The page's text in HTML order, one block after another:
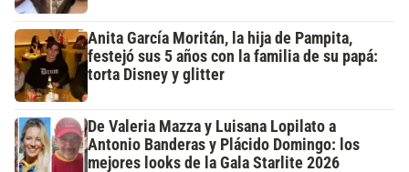
Anita García Moritán, la hija de Pampita,
festejó sus 5 años con la familia de su papá:
torta Disney y glitter
De Valeria Mazza y Luisana Lopilato a
Antonio Banderas y Plácido Domingo: los
mejores looks de la Gala Starlite 2026